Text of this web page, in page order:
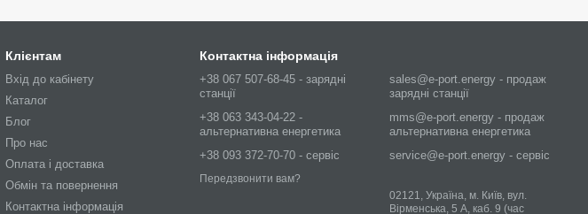
Клієнтам
Вхід до кабінету
Каталог
Блог
Про нас
Оплата і доставка
Обмін та повернення
Контактна інформація
Контактна інформація
+38 067 507-68-45 - зарядні
станції
+38 063 343-04-22 -
альтернативна енергетика
+38 093 372-70-70 - сервіс
Передзвонити вам?
sales@e-port.energy - продаж
зарядні станції
mms@e-port.energy - продаж
альтернативна енергетика
service@e-port.energy - сервіс
02121, Україна, м. Київ, вул.
Вірменська, 5 А, каб. 9 (час